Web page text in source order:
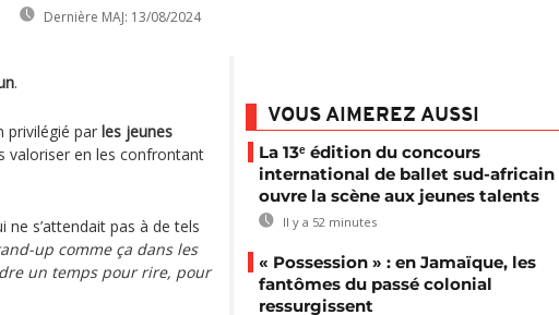
Dernière MAJ: 13/08/2024
.
privilégié par les jeunes
valoriser en les confrontant
ne s’attendait pas à de tels
up comme ça dans les
un temps pour rire, pour
VOUS AIMEREZ AUSSI
La 13ᵉ édition du concours
international de ballet sud-africain
ouvre la scène aux jeunes talents
Il y a 52 minutes
« Possession » : en Jamaïque, les
fantômes du passé colonial
ressurgissent